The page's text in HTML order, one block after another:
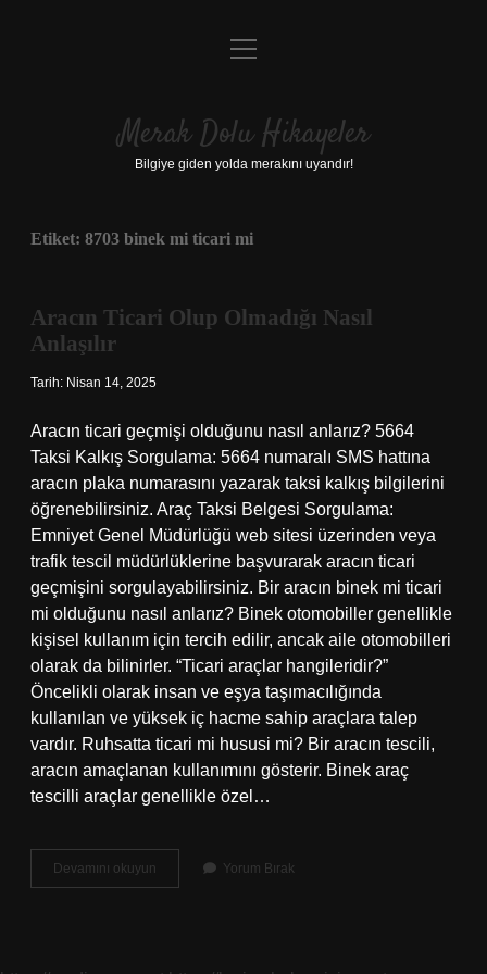
Anasayfa
Yasal Uyarı
menüyü
Merak Dolu Hikayeler
Bilgiye giden yolda merakını uyandır!
Etiket: 8703 binek mi ticari mi
Aracın Ticari Olup Olmadığı Nasıl
Anlaşılır
Tarih: Nisan 14, 2025
Aracın ticari geçmişi olduğunu nasıl anlarız? 5664
Taksi Kalkış Sorgulama: 5664 numaralı SMS hattına
aracın plaka numarasını yazarak taksi kalkış bilgilerini
öğrenebilirsiniz. Araç Taksi Belgesi Sorgulama:
Emniyet Genel Müdürlüğü web sitesi üzerinden veya
trafik tescil müdürlüklerine başvurarak aracın ticari
geçmişini sorgulayabilirsiniz. Bir aracın binek mi ticari
mi olduğunu nasıl anlarız? Binek otomobiller genellikle
kişisel kullanım için tercih edilir, ancak aile otomobilleri
olarak da bilinirler. “Ticari araçlar hangileridir?”
Öncelikli olarak insan ve eşya taşımacılığında
kullanılan ve yüksek iç hacme sahip araçlara talep
vardır. Ruhsatta ticari mi hususi mi? Bir aracın tescili,
aracın amaçlanan kullanımını gösterir. Binek araç
tescilli araçlar genellikle özel…
Devamını okuyun
Ticari
Yorum Bırak